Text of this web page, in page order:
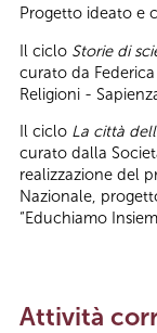
Progetto ideato e
Il ciclo Storie di
curato da
Religioni -
Il ciclo La città
curato dalla
realizzazione del
Nazionale,
“Educhiamo
Attività